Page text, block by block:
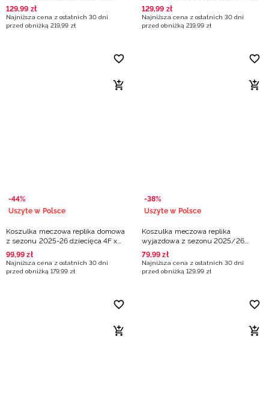
dziecięca 4F x Arka Gdynia -
granatowa
129,99 zł
Najniższa cena z ostatnich 30 dni
przed obniżką 219,99 zł
Arka Gdynia - żółta
129,99 zł
Najniższa cena z ostatnich 30 dni
przed obniżką 219,99 zł
-44%
Uszyte w Polsce
Koszulka meczowa replika domowa
z sezonu 2025-26 dziecięca 4F x
ZAKSA Kędzierzyn-Koźle - biała
99,99 zł
Najniższa cena z ostatnich 30 dni
przed obniżką 179,99 zł
-38%
Uszyte w Polsce
Koszulka meczowa replika
wyjazdowa z sezonu 2025/26
dziecięca 4F x Zagłębie Sosnowiec
- czarna
79,99 zł
Najniższa cena z ostatnich 30 dni
przed obniżką 129,99 zł